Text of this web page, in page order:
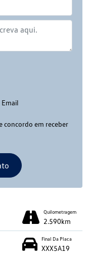
Email
concordo em receber
Quilometragem
2.590km
Final Da Placa
XXX5A19